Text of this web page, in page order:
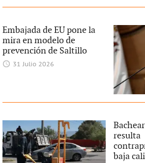
Embajada de EU pone la
mira en modelo de
prevención de Saltillo
31 Julio 2026
resulta
baja